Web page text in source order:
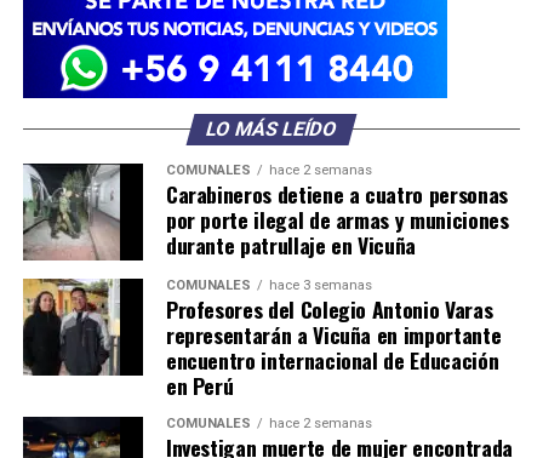
LO MÁS LEÍDO
COMUNALES hace 2 semanas
Carabineros detiene a cuatro personas
por porte ilegal de armas y municiones
durante patrullaje en Vicuña
COMUNALES hace 3 semanas
Profesores del Colegio Antonio Varas
representarán a Vicuña en importante
encuentro internacional de Educación
en Perú
COMUNALES hace 2 semanas
Investigan muerte de mujer encontrada